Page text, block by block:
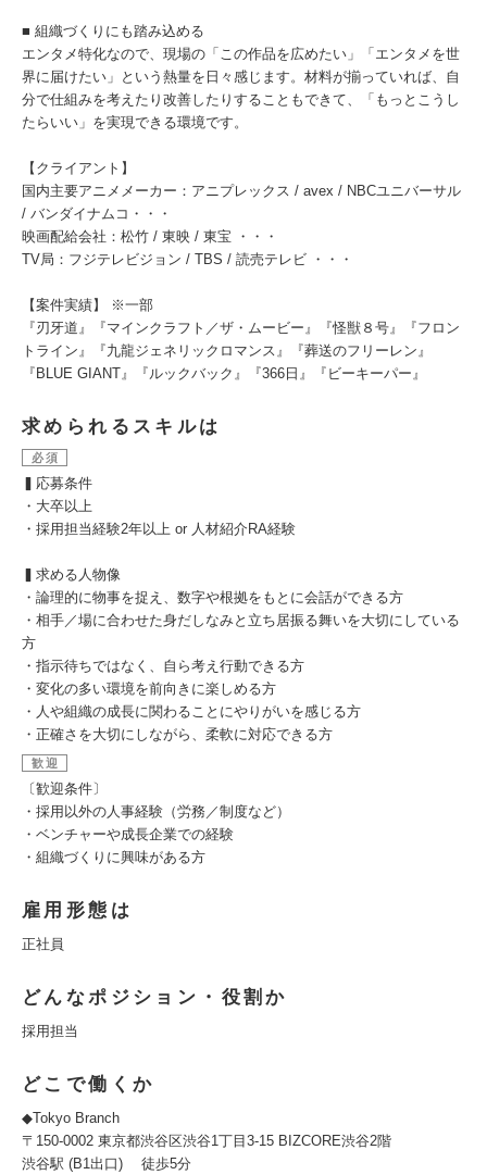
■ 組織づくりにも踏み込める
エンタメ特化なので、現場の「この作品を広めたい」「エンタメを世
界に届けたい」という熱量を日々感じます。材料が揃っていれば、自
分で仕組みを考えたり改善したりすることもできて、「もっとこうし
たらいい」を実現できる環境です。
【クライアント】
国内主要アニメメーカー：アニプレックス / avex / NBCユニバーサル
/ バンダイナムコ・・・
映画配給会社：松竹 / 東映 / 東宝 ・・・
TV局：フジテレビジョン / TBS / 読売テレビ ・・・
【案件実績】 ※一部
『刃牙道』『マインクラフト／ザ・ムービー』『怪獣８号』『フロン
トライン』『九龍ジェネリックロマンス』『葬送のフリーレン』
『BLUE GIANT』『ルックバック』『366日』『ビーキーパー』
求められるスキルは
必須
▍応募条件
・大卒以上
・採用担当経験2年以上 or 人材紹介RA経験
▍求める人物像
・論理的に物事を捉え、数字や根拠をもとに会話ができる方
・相手／場に合わせた身だしなみと立ち居振る舞いを大切にしている
方
・指示待ちではなく、自ら考え行動できる方
・変化の多い環境を前向きに楽しめる方
・人や組織の成長に関わることにやりがいを感じる方
・正確さを大切にしながら、柔軟に対応できる方
歓迎
〔歓迎条件〕
・採用以外の人事経験（労務／制度など）
・ベンチャーや成長企業での経験
・組織づくりに興味がある方
雇用形態は
正社員
どんなポジション・役割か
採用担当
どこで働くか
◆Tokyo Branch
〒150-0002 東京都渋谷区渋谷1丁目3-15 BIZCORE渋谷2階
渋谷駅 (B1出口) 徒歩5分